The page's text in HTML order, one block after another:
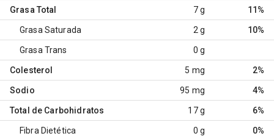
Grasa Total 7 g 11%
Grasa Saturada 2 g 10%
Grasa Trans 0 g
Colesterol 5 mg 2%
Sodio 95 mg 4%
Total de Carbohidratos 17 g 6%
Fibra Dietética 0 g 0%